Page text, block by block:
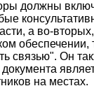
должны
а во-
обеспечении,
связью". Он
на местах.